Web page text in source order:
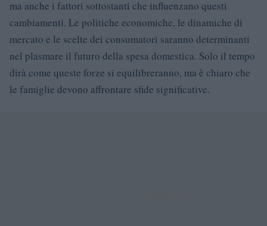
ma anche i fattori sottostanti che influenzano questi
cambiamenti. Le politiche economiche, le dinamiche di
mercato e le scelte dei consumatori saranno determinanti
nel plasmare il futuro della spesa domestica. Solo il tempo
dirà come queste forze si equilibreranno, ma è chiaro che
le famiglie devono affrontare sfide significative.